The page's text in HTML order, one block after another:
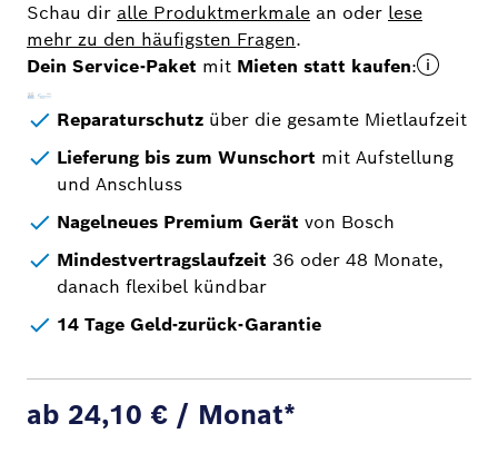
Schau dir alle Produktmerkmale an oder lese
mehr zu den häufigsten Fragen.
Dein Service-Paket mit Mieten statt kaufen:​
Reparaturschutzüber die gesamte Mietlaufzeit​
Lieferung bis zum Wunschort mit Aufstellung
und Anschluss​
Nagelneues Premium Gerät von Bosch​
Mindestvertragslaufzeit 36 oder 48 Monate,
danach flexibel kündbar
14 Tage Geld-zurück-Garantie
ab 24,10 € / Monat*